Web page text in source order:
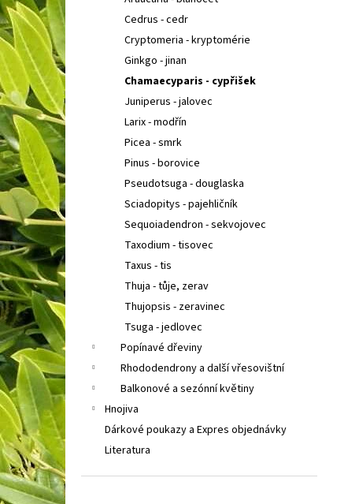
l
Cedrus - cedr
Cryptomeria - kryptomérie
Ginkgo - jinan
Chamaecyparis - cypřišek
Juniperus - jalovec
Larix - modřín
Picea - smrk
Pinus - borovice
Pseudotsuga - douglaska
Sciadopitys - pajehličník
Sequoiadendron - sekvojovec
Taxodium - tisovec
Taxus - tis
Thuja - tůje, zerav
Thujopsis - zeravinec
Tsuga - jedlovec
Popínavé dřeviny
Rhododendrony a další vřesovištní
Balkonové a sezónní květiny
Hnojiva
Dárkové poukazy a Expres objednávky
Literatura
CARPETHSKALNÍK ZAKRSLÝ